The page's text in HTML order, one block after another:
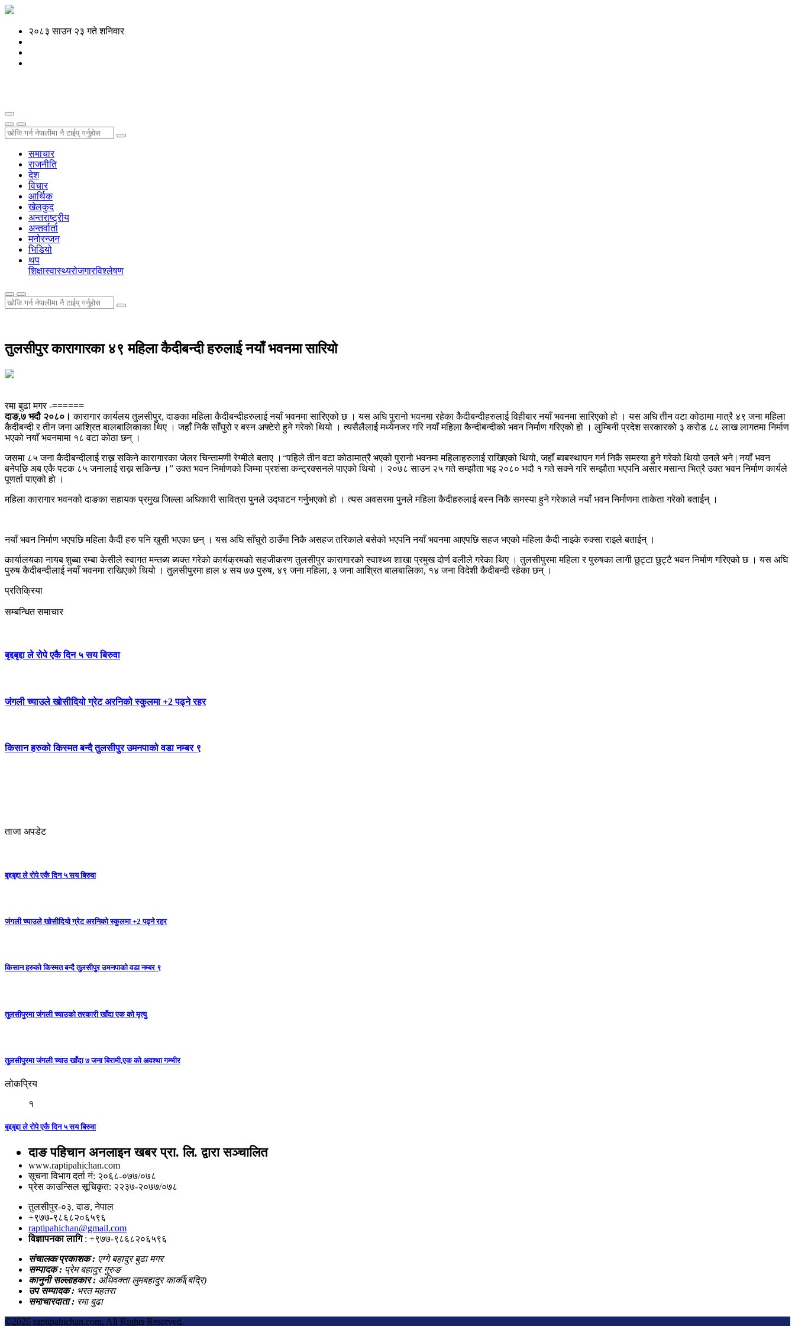
२०८३ साउन २३ गते शनिवार
समाचार
राजनीति
देश
विचार
आर्थिक
खेलकुद
अन्तराष्ट्रीय
अन्तर्वार्ता
मनोरन्जन
भिडियो
थप
शिक्षास्वास्थ्यरोजगारविश्लेषण
तुलसीपुर कारागारका ४९ महिला कैदीबन्दी हरुलाई नयाँ भवनमा सारियो
रमा बुढा मगर -======
दाङ,७ भदौ २०८०।कारागार कार्यलय तुलसीपुर, दाङका महिला कैदीबन्दीहरुलाई नयाँ भवनमा सारिएको छ । यस अघि पुरानो भवनमा रहेका कैैदीबन्दीहरुलाई विहीबार नयाँ भवनमा सारिएको हो । यस अघि तीन वटा कोठामा मात्रै ४९ जना महिला
कैदीबन्दी र तीन जना आश्रित बालबालिकाका थिए । जहाँ निकै साँघुरो र बस्न अफ्टेरो हुने गरेको थियो । त्यसैलैलाई मध्येनजर गरि नयाँ महिला कैन्दीबन्दीको भवन निर्माण गरिएको हो । लुम्बिनी प्रदेश सरकारको ३ करोड ८८ लाख लागतमा निर्माण
भएको नयाँ भवनमामा १८ वटा कोठा छन् ।
जसमा ८५ जना कैदीबन्दीलाई राख्न सकिने कारागारका जेलर चिन्तामणी रेग्मीले बताए ।“पहिले तीन वटा कोठामात्रै भएको पुरानो भवनमा महिलाहरुलाई राखिएको थियो, जहाँ ब्यबस्थापन गर्न निकै समस्या हुने गरेको थियो उनले भने | नयाँ भवन
बनेपछि अब एकै पटक ८५ जनालाई राख्न सकिन्छ ।” उक्त भवन निर्माणको जिम्मा प्रशंसा कन्ट्रक्सनले पाएको थियो । २०७८ साउन २५ गते सम्झौता भइ २०८० भदौ १ गते सक्ने गरि सम्झौता भएपनि असार मसान्त भित्रै उक्त भवन निर्माण कार्यले
पूणर्ता पाएको हो ।
महिला कारागार भवनको दाङका सहायक प्रमुख जिल्ला अधिकारी सावित्रा पुनले उद्घाटन गर्नुभएको हो । त्यस अवसरमा पुनले महिला कैदीहरुलाई बस्न निकै समस्या हुने गरेकाले नयाँ भवन निर्माणमा ताकेता गरेको बताईन् ।
नयाँ भवन निर्माण भएपछि महिला कैदी हरु पनि खुसी भएका छन् । यस अघि साँघुरो ठाउँमा निकै असहज तरिकाले बसेको भएपनि नयाँ भवनमा आएपछि सहज भएको महिला कैदी नाइके रुक्सा राइले बताईन् ।
कार्यालयका नायब शुब्बा रम्बा केसीले स्वागत मन्तब्य ब्यक्त गरेको कार्यक्रमको सहजीकरण तुलसीपुर कारागारको स्वाश्थ्य शाखा प्रमुख दोर्ण वलीले गरेका थिए । तुलसीपुरमा महिला र पुरुषका लागी छुट्टा छुट्टै भवन निर्माण गरिएको छ । यस अघि
पुरुष कैदीबन्दीलाई नयाँ भवनमा राखिएको थियो । तुलसीपुरमा हाल ४ सय ७७ पुरुष, ४९ जना महिला, ३ जना आश्रित बालबालिका, १४ जना विदेशी कैदीबन्दी रहेका छन् ।
प्रतिक्रिया
सम्बन्धित समाचार
बृद्दबृद्दा ले रोपे एकै दिन ५ सय बिरुवा
जंगली च्याउले खोसीदियो ग्रेट अरनिको स्कुलमा +2 पढ्ने रहर
किसान हरुको किस्मत बन्दै तुलसीपुर उमनपाको वडा नम्बर ९
ताजा अपडेट
बृद्दबृद्दा ले रोपे एकै दिन ५ सय बिरुवा
जंगली च्याउले खोसीदियो ग्रेट अरनिको स्कुलमा +2 पढ्ने रहर
किसान हरुको किस्मत बन्दै तुलसीपुर उमनपाको वडा नम्बर ९
तुलसीपुरमा जंगली च्याउको तरकारी खाँदा एक को मृत्यु
तुलसीपुरमा जंगली च्याउ खाँदा ७ जना बिरामी,एक को अवश्था गम्भीर
लोकप्रिय
१
बृद्दबृद्दा ले रोपे एकै दिन ५ सय बिरुवा
दाङ पहिचान अनलाइन खबर प्रा. लि. द्वारा सञ्चालित
www.raptipahichan.com
सूचना विभाग दर्ता नं: २०६८-०७७/०७८
प्रेस काउन्सिल सूचिकृत: २२३७-२०७७/०७८
तुलसीपुर-०३, दाङ, नेपाल
+९७७-९८६८२०६५९६
raptipahichan@gmail.com
विज्ञापनका लागि: +९७७-९८६८२०६५९६
संचालक/प्रकाशक : एग्गे बहादुर बुढा मगर
सम्पादक : प्रेम बहादुर गुरुङ
कानुनी सल्लाहकार : अधिवक्ता लुमबहादुर कार्की(बद्रि)
उप सम्पादक : भरत महतरा
समाचारदाता : रमा बुढा
©2026 raptipahichan.com, All Rights Reserved.